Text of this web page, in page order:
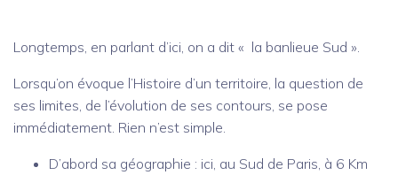
Longtemps, en parlant d’ici, on a dit « la banlieue Sud ».
Lorsqu’on évoque l’Histoire d’un territoire, la question de
ses limites, de l’évolution de ses contours, se pose
immédiatement. Rien n’est simple.
D’abord sa géographie : ici, au Sud de Paris, à 6 Km